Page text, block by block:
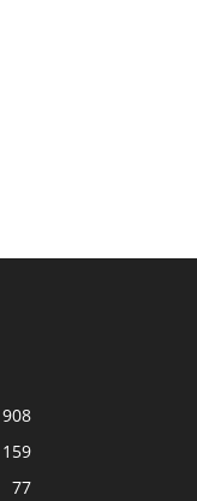
908
159
77